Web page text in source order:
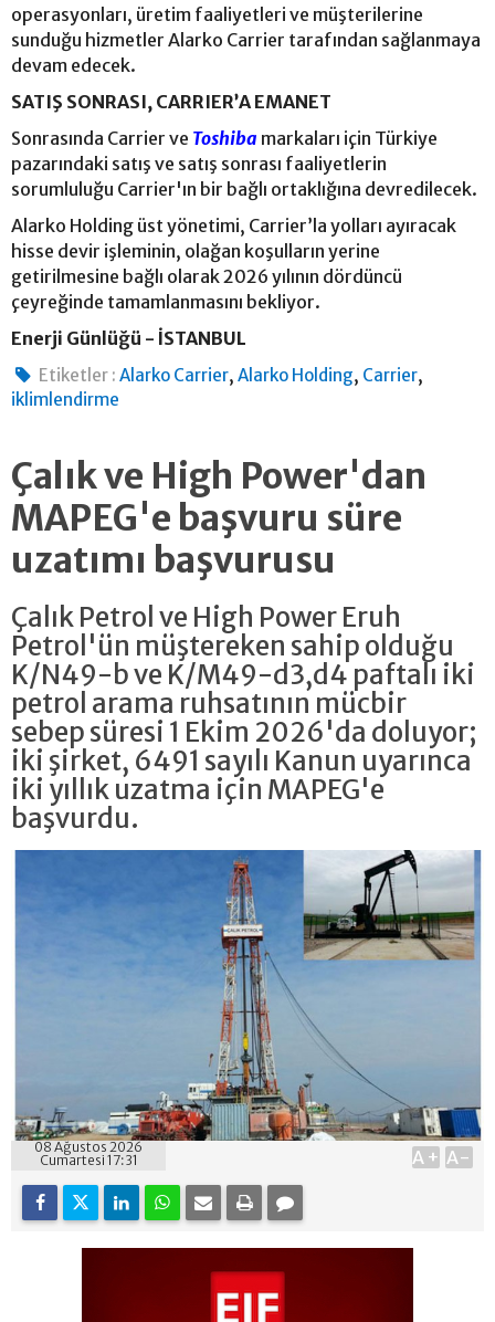
operasyonları, üretim faaliyetleri ve müşterilerine
sunduğu hizmetler Alarko Carrier tarafından sağlanmaya
devam edecek.
SATIŞ SONRASI, CARRIER’A EMANET
Sonrasında Carrier ve Toshiba markaları için Türkiye
pazarındaki satış ve satış sonrası faaliyetlerin
sorumluluğu Carrier'ın bir bağlı ortaklığına devredilecek.
Alarko Holding üst yönetimi, Carrier’la yolları ayıracak
hisse devir işleminin, olağan koşulların yerine
getirilmesine bağlı olarak 2026 yılının dördüncü
çeyreğinde tamamlanmasını bekliyor.
Enerji Günlüğü - İSTANBUL
Etiketler : Alarko Carrier,Alarko Holding, Carrier,
iklimlendirme
Çalık ve High Power'dan
MAPEG'e başvuru süre
uzatımı başvurusu
Çalık Petrol ve High Power Eruh
Petrol'ün müştereken sahip olduğu
K/N49-b ve K/M49-d3,d4 paftalı iki
petrol arama ruhsatının mücbir
sebep süresi 1 Ekim 2026'da doluyor;
iki şirket, 6491 sayılı Kanun uyarınca
iki yıllık uzatma için MAPEG'e
başvurdu.
08 Ağustos 2026
Cumartesi 17:31
A+ A-